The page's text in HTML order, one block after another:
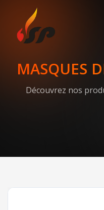
content
MASQUES
Découvrez nos